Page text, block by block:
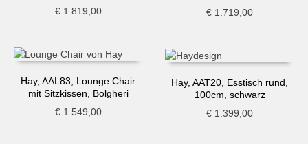
€1.819,00
€ 1.719,00
Hay, AAL83, Lounge Chair
mit Sitzkissen, Bolgheri
€1.549,00
Hay, AAT20, Esstisch rund,
100cm, schwarz
€ 1.399,00